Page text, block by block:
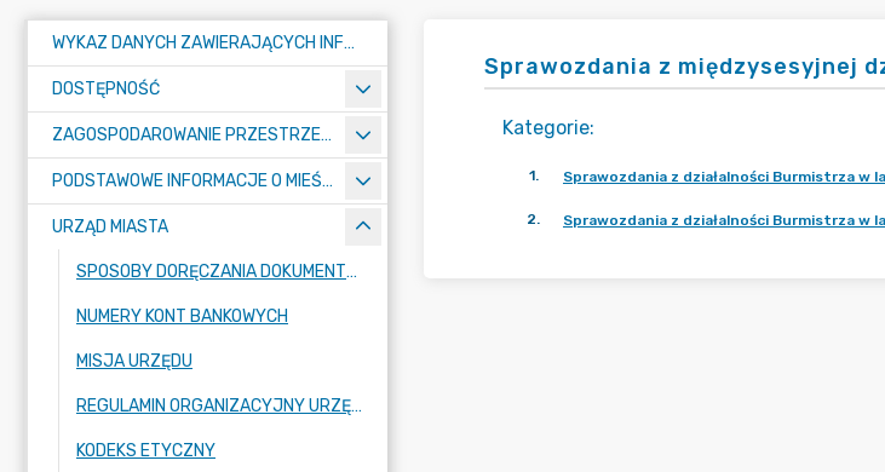
WYKAZ DANYCH ZAWIERAJĄCYCH INFORMACJE O ŚRODOWISKU I JEGO OCHRONIE
DOSTĘPNOŚĆ
ZAGOSPODAROWANIE PRZESTRZENNE
PODSTAWOWE INFORMACJE O MIEŚCIE
URZĄD MIASTA
SPOSOBY DORĘCZANIA DOKUMENTÓW DO URZĘDU MIASTA RADZIONKÓW
NUMERY KONT BANKOWYCH
MISJA URZĘDU
REGULAMIN ORGANIZACYJNY URZĘDU
KODEKS ETYCZNY
Sprawozdania z międzysesyjnej
Kategorie:
1. Sprawozdania z działalności Burmistrza w
2. Sprawozdania z działalności Burmistrza w